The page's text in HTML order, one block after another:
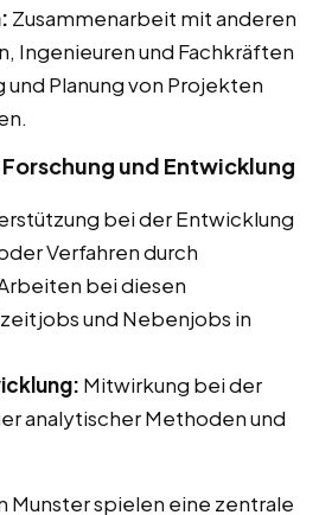
Zusammenarbeit mit anderen
Ingenieuren und Fachkräften
und Planung von Projekten
und Entwicklung
bei der Entwicklung
Verfahren durch
bei diesen
und Nebenjobs in
Mitwirkung bei der
analytischer Methoden und
Munster spielen eine zentrale